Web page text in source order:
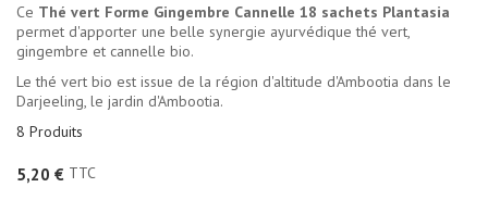
Ce Thé vert Forme Gingembre Cannelle 18 sachets Plantasia
permet d'apporter une belle synergie ayurvédique thé vert,
gingembre et cannelle bio.
Le thé vert bio est issue de la région d'altitude d'Ambootia dans le
Darjeeling, le jardin d'Ambootia.
8 Produits
5,20 € TTC